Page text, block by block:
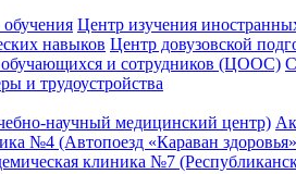
Центр изучения
навыков Центр довузовской
и сотрудников (ЦООС)
и трудоустройства
научный медицинский центр)
№4 (Автопоезд «Караван
клиника №7